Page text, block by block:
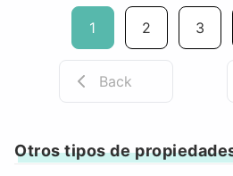
1 2 3
Back
Otros tipos de